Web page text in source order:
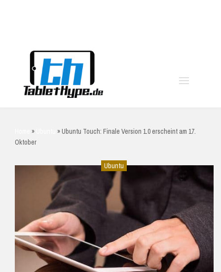
» »Ubuntu Touch: Finale Version 1.0 erscheint am 17.
Oktober
Ubuntu